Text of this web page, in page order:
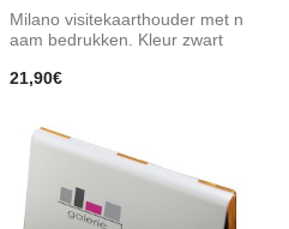
Milano visitekaarthouder met n
aam bedrukken. Kleur zwart
21,90€